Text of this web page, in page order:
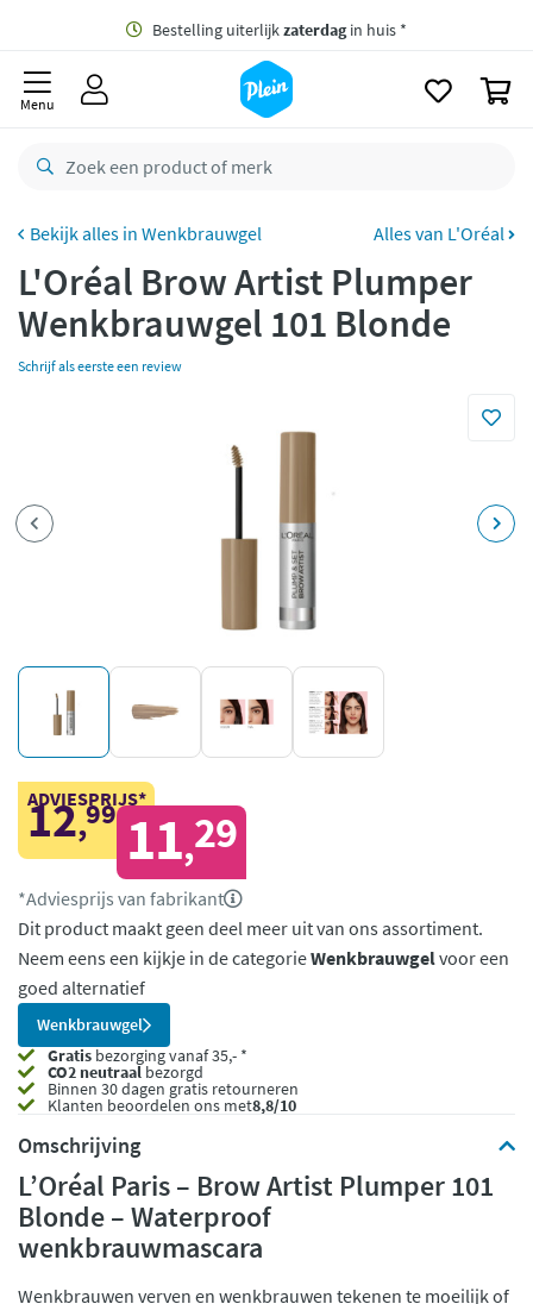
Gratis bezorging vanaf 35,- *
Bestelling uiterlijkzaterdag
retourneren
CO2 neutraal
Betaal met Klarna
Menu
Wenkbrauwgel Alles van L'Oréal
L'Oréal Brow Artist Plumper
Wenkbrauwgel 101 Blonde
Schrijf als eerste een review
ADVIESPRIJS*
12,99 11,29
*Adviesprijs van fabrikant
Dit product maakt geen deel meer uit van ons assortiment.
Neem eens een kijkje in de categorieWenkbrauwgelvoor een
goed alternatief
Wenkbrauwgel
Gratis bezorging vanaf 35,- *
CO2 neutraalbezorgd
Binnen 30 dagen gratis retourneren
Klanten beoordelen ons met8,8/10
Omschrijving
L’Oréal Paris – Brow Artist Plumper 101
Blonde – Waterproof
wenkbrauwmascara
Wenkbrauwen verven en wenkbrauwen tekenen te moeilijk of